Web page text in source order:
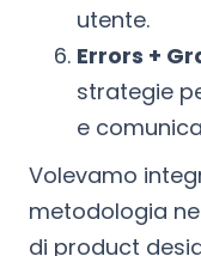
utente.
Errors +
strategie
e
Volevamo
metodologia
di product